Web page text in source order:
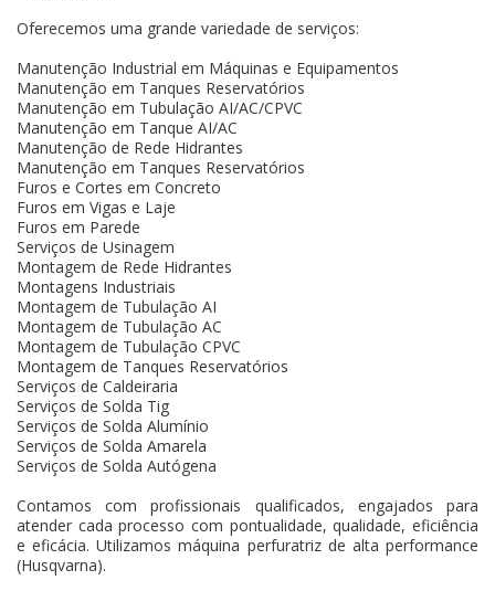
Oferecemos uma grande variedade de serviços:
Manutenção Industrial em Máquinas e Equipamentos
Manutenção em Tanques Reservatórios
Manutenção em Tubulação AI/AC/CPVC
Manutenção em Tanque AI/AC
Manutenção de Rede Hidrantes
Manutenção em Tanques Reservatórios
Furos e Cortes em Concreto
Furos em Vigas e Laje
Furos em Parede
Serviços de Usinagem
Montagem de Rede Hidrantes
Montagens Industriais
Montagem de Tubulação AI
Montagem de Tubulação AC
Montagem de Tubulação CPVC
Montagem de Tanques Reservatórios
Serviços de Caldeiraria
Serviços de Solda Tig
Serviços de Solda Alumínio
Serviços de Solda Amarela
Serviços de Solda Autógena
Contamos com profissionais qualificados, engajados para
atender cada processo com pontualidade, qualidade, eficiência
e eficácia. Utilizamos máquina perfuratriz de alta performance
(Husqvarna).